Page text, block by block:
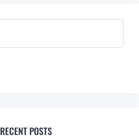
RECENT POSTS